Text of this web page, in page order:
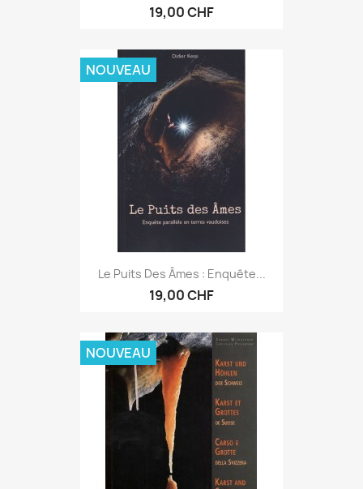
19,00 CHF
Le Puits Des Âmes : Enquête...
19,00 CHF
NOUVEAU
NOUVEAU